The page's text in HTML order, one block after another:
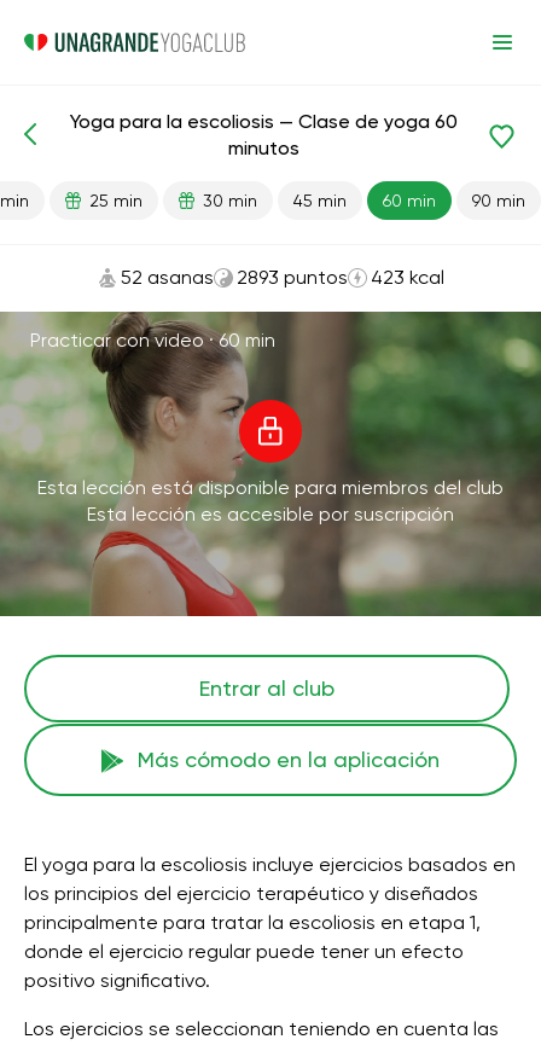
Lecciones preparadas Atrás
Yoga para la escoliosis — Clase de yoga 60
minutos
25 min 30 min 45 min 60 min 90 min
52 asanas 2893 puntos 423 kcal
Practicar con video ·60 min
Esta lección está disponible para miembros del club
Esta lección es accesible por suscripción
Entrar al club
Más cómodo en la aplicación
El yoga para la escoliosis incluye ejercicios basados ​​en
los principios del ejercicio terapéutico y diseñados
principalmente para tratar la escoliosis en etapa 1,
donde el ejercicio regular puede tener un efecto
positivo significativo.
Los ejercicios se seleccionan teniendo en cuenta las